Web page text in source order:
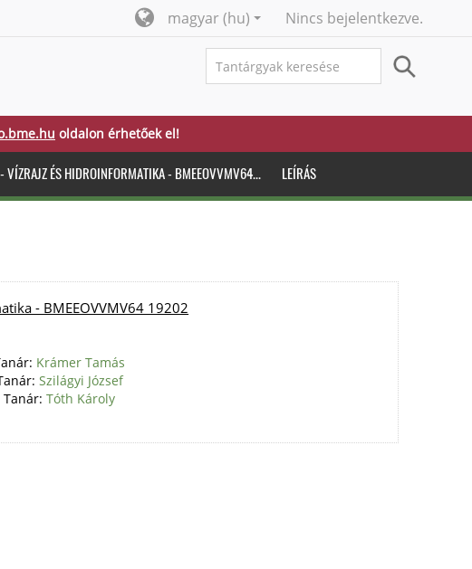
Nincs bejelentkezve.
magyar ‎(hu)‎
oldalon érhetőek el!
VÍZRAJZ ÉS HIDROINFORMATIKA - BMEEOVVMV64... LEÍRÁS
- BMEEOVVMV64 19202
Krámer Tamás
Szilágyi József
Tanár:Tóth Károly